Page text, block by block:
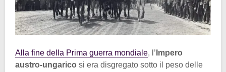
Alla fine della Prima guerra mondiale, l’ Impero
austro-ungarico si era disgregato sotto il peso delle